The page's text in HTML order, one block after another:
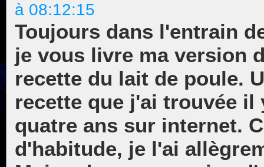
à 08:12:15
Toujours dans l'entrain
je vous livre ma version
recette du lait de poule.
recette que j'ai trouvée il
quatre ans sur internet.
d'habitude, je l'ai